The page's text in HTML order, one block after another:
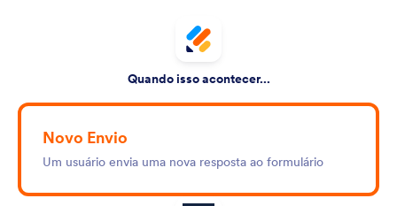
Quando isso acontecer...
Novo Envio
Um usuário envia uma nova resposta ao formulário